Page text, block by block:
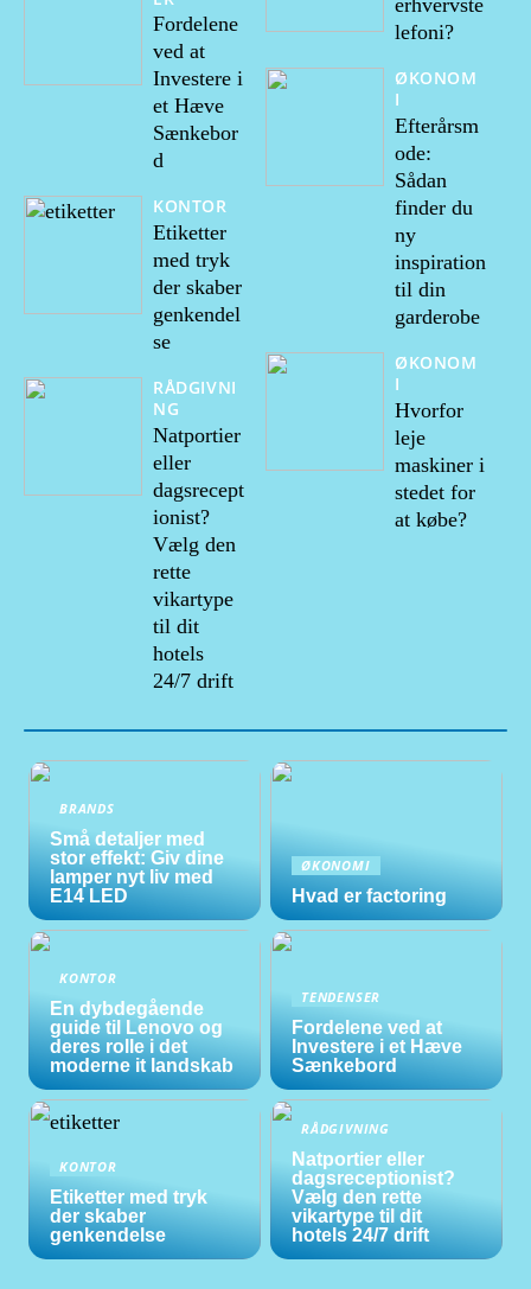
Fordelene
ved at
Investere i
et Hæve
Sænkebor
d
KONTOR
Etiketter
med tryk
der skaber
genkendel
se
RÅDGIVNI
NG
Natportier
eller
dagsrecept
ionist?
Vælg den
rette
vikartype
til dit
hotels
24/7 drift
erhvervste
lefoni?
ØKONOM
I
Efterårsm
ode:
Sådan
finder du
ny
inspiration
til din
garderobe
ØKONOM
I
Hvorfor
leje
maskiner i
stedet for
at købe?
BRANDS
Små detaljer med
stor effekt: Giv dine
lamper nyt liv med
E14 LED
ØKONOMI
Hvad er factoring
KONTOR
En dybdegående
guide til Lenovo og
deres rolle i det
moderne it landskab
TENDENSER
Fordelene ved at
Investere i et Hæve
Sænkebord
KONTOR
Etiketter med tryk
der skaber
genkendelse
RÅDGIVNING
Natportier eller
dagsreceptionist?
Vælg den rette
vikartype til dit
hotels 24/7 drift